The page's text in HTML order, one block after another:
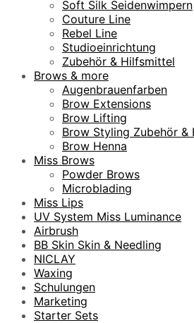
Soft Silk Seidenwimpern
Couture Line
Rebel Line
Studioeinrichtung
Zubehör & Hilfsmittel
Brows & more
Augenbrauenfarben
Brow Extensions
Brow Lifting
Brow Styling Zubehör &
Brow Henna
Miss Brows
Powder Brows
Microblading
Miss Lips
UV System Miss Luminance
Airbrush
BB Skin Skin & Needling
NICLAY
Waxing
Schulungen
Marketing
Starter Sets